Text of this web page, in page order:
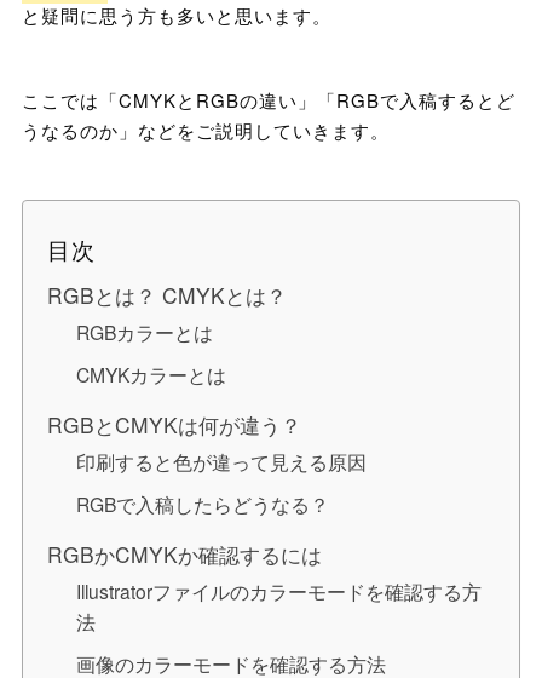
と疑問に思う方も多いと思います。
ここでは「CMYKとRGBの違い」「RGBで入稿するとど
うなるのか」などをご説明していきます。
目次
RGBとは？ CMYKとは？
RGBカラーとは
CMYKカラーとは
RGBとCMYKは何が違う？
印刷すると色が違って見える原因
RGBで入稿したらどうなる？
RGBかCMYKか確認するには
Illustratorファイルのカラーモードを確認する方
法
画像のカラーモードを確認する方法